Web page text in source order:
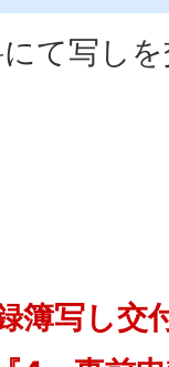
て写し
簿写し交